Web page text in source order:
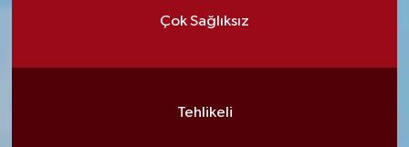
Çok Sağlıksız
Tehlikeli